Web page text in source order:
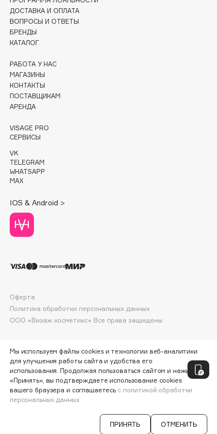
Consly
Corimo
CosRX
Cottolina
Crescina
Cunzite
Curaprox
D
d'Alba
DABO
DARLING*
Davines
Deonica
Dessange
Divage
Dorco
DP Daily Perfection
Dr.Ceuracle
Dr.Jart+
DSD de Luxe
Dyson
СООБЩИТЬ О ПОСТУПЛЕНИИ
ДОСТАВКА И ОПЛАТА
ВОПРОСЫ И ОТВЕТЫ
БРЕНДЫ
КАТАЛОГ
РАБОТА У НАС
МАГАЗИНЫ
КОНТАКТЫ
ПОСТАВЩИКАМ
АРЕНДА
VISAGE PRO
СЕРВИСЫ
VK
TELEGRAM
WHATSAPP
MAX
IOS & Android >
ООО «Визаж косметикс» Все права защищены
Оферта
Политика обработки персональных данных
Мы используем файлы cookies и технологии веб-аналитики
для улучшения работы сайта и удобства его
использования. Продолжая пользоваться сайтом и нажимая
«Принять», вы подтверждаете использование cookies
вашего браузера и соглашаетесь с политикой обработки
персональных данных.
ПРИНЯТЬ ОТМЕНИТЬ